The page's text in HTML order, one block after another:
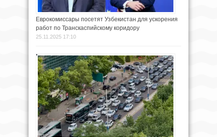
Еврокомиссары посетят Узбекистан для ускорения
работ по Транскаспийскому коридору
25.11.2025 17:10